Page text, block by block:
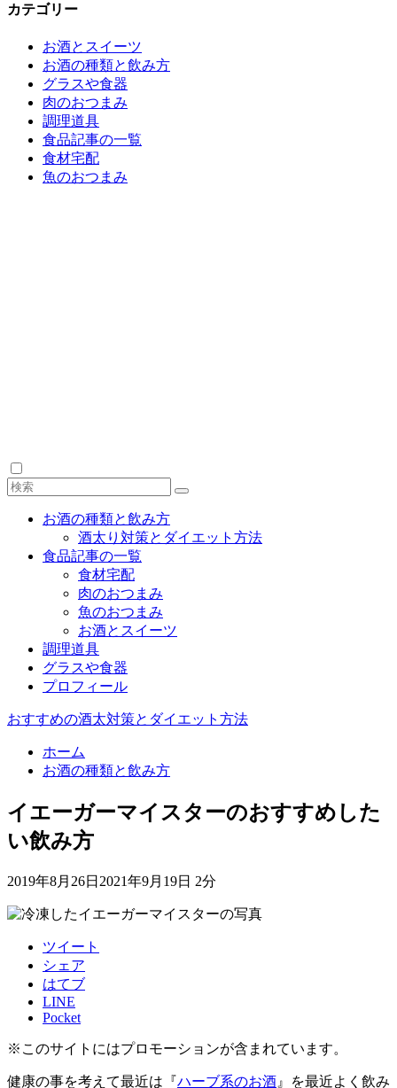
カテゴリー
お酒とスイーツ
お酒の種類と飲み方
グラスや食器
肉のおつまみ
調理道具
食品記事の一覧
食材宅配
魚のおつまみ
お酒の種類と飲み方
酒太り対策とダイエット方法
食品記事の一覧
食材宅配
肉のおつまみ
魚のおつまみ
お酒とスイーツ
調理道具
グラスや食器
プロフィール
おすすめの酒太対策とダイエット方法
ホーム
お酒の種類と飲み方
イエーガーマイスターのおすすめした
い飲み方
2019年8月26日 2021年9月19日 2分
ツイート
シェア
はてブ
LINE
Pocket
※このサイトにはプロモーションが含まれています。
健康の事を考えて最近は『ハーブ系のお酒 』を最近よく飲み